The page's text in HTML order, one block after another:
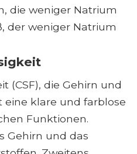
die weniger Natrium
der weniger Natrium
(CSF), die Gehirn und
eine klare und farblose
Funktionen.
Gehirn und das